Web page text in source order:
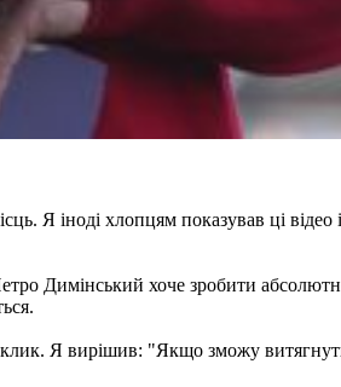
Я іноді хлопцям показував ці
Димінський хоче зробити
Я вирішив: "Якщо зможу